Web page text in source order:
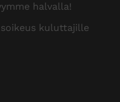
halvalla!
kuluttajille